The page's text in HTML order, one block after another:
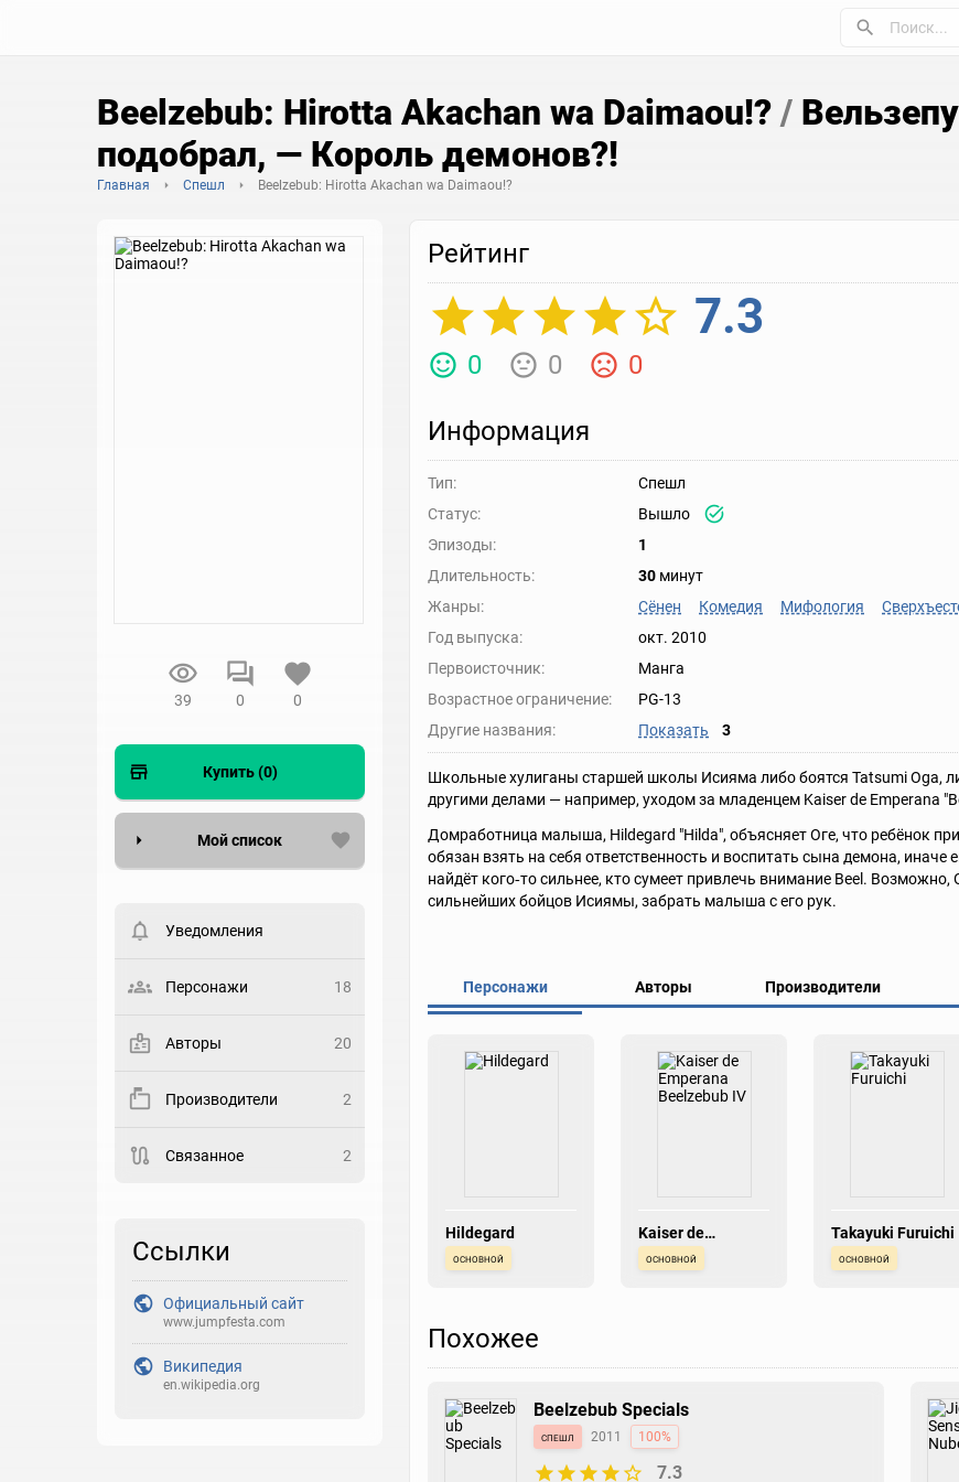
Beelzebub: Hirotta Akachan wa Daimaou!? /
подобрал, — Король демонов?!
Главная Спешл Beelzebub: Hirotta Akachan wa Daimaou!?
39 0 0
Купить (0)
Мой список
пользователи. Хотите
Статус
Закладка
Выберите рейтинг
Уведомления
Персонажи 18
Авторы 20
Производители 2
Связанное 2
Ссылки
Официальный сайт
www.jumpfesta.com
Википедия
en.wikipedia.org
Рейтинг
7.3
0 0 0
Информация
Тип:
Спешл
Статус:
Вышло
Эпизоды:
1
Длительность:
30 минут
Жанры:
Сёнен Комедия Мифология
Год выпуска:
окт. 2010
Первоисточник:
Манга
Возрастное ограничение:
PG-13
Другие названия:
Показать 3
Школьные хулиганы старшей школы Исияма либо боятся Tatsumi Oga,
другими делами — например, уходом за младенцем Kaiser de Emperana
Домработница малыша, Hildegard "Hilda", объясняет Оге, что ребёнок
обязан взять на себя ответственность и воспитать сына демона,
найдёт кого‑то сильнее, кто сумеет привлечь внимание Beel. Возможно,
сильнейших бойцов Исиямы, забрать малыша с его рук.
Персонажи Авторы Производители
Hildegard
основной
Kaiser de
Emperana
Beelzebub IV
основной
Takayuki Furuichi
основной
Похожее
Beelzebub Specials
спешл 2011 100%
7.3